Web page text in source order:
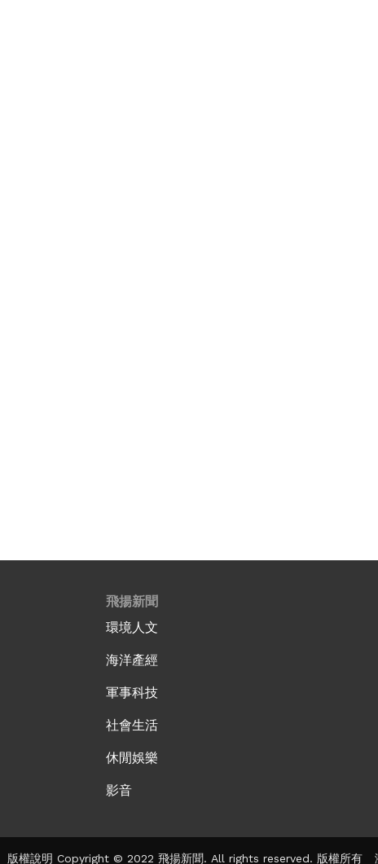
飛揚新聞
環境人文
海洋產經
軍事科技
社會生活
休閒娛樂
影音
版權說明 Copyright © 2022 飛揚新聞. All rights reserved. 版權所有